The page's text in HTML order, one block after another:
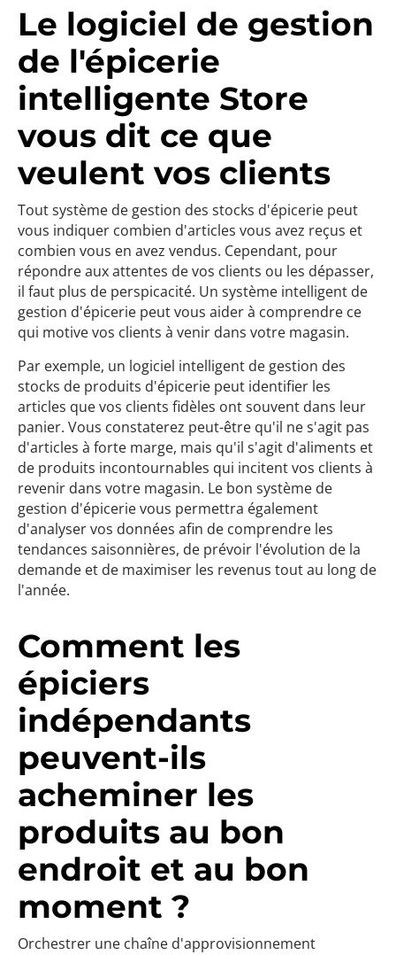
Le logiciel de gestion
de l'épicerie
intelligente Store
vous dit ce que
veulent vos clients
Tout système de gestion des stocks d'épicerie peut
vous indiquer combien d'articles vous avez reçus et
combien vous en avez vendus. Cependant, pour
répondre aux attentes de vos clients ou les dépasser,
il faut plus de perspicacité. Un système intelligent de
gestion d'épicerie peut vous aider à comprendre ce
qui motive vos clients à venir dans votre magasin.
Par exemple, un logiciel intelligent de gestion des
stocks de produits d'épicerie peut identifier les
articles que vos clients fidèles ont souvent dans leur
panier. Vous constaterez peut-être qu'il ne s'agit pas
d'articles à forte marge, mais qu'il s'agit d'aliments et
de produits incontournables qui incitent vos clients à
revenir dans votre magasin. Le bon système de
gestion d'épicerie vous permettra également
d'analyser vos données afin de comprendre les
tendances saisonnières, de prévoir l'évolution de la
demande et de maximiser les revenus tout au long de
l'année.
Comment les
épiciers
indépendants
peuvent-ils
acheminer les
produits au bon
endroit et au bon
moment ?
Orchestrer une chaîne d'approvisionnement